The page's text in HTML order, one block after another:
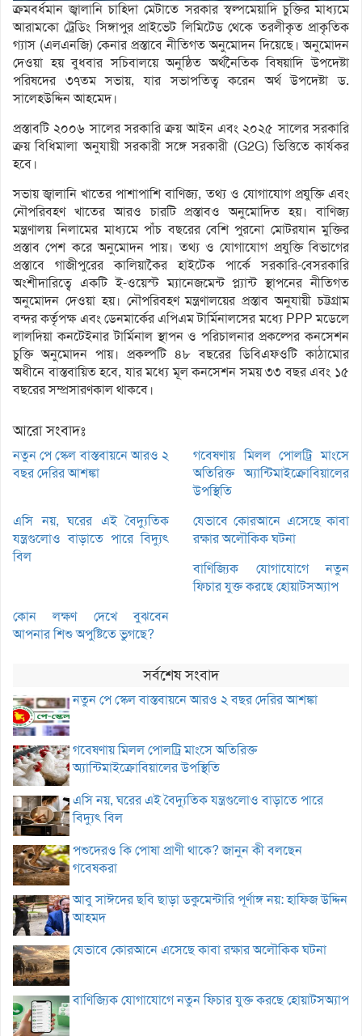
ক্রমবর্ধমান জ্বালানি চাহিদা মেটাতে সরকার স্বল্পমেয়াদি চুক্তির মাধ্যমে
আরামকো ট্রেডিং সিঙ্গাপুর প্রাইভেট লিমিটেড থেকে তরলীকৃত প্রাকৃতিক
গ্যাস (এলএনজি) কেনার প্রস্তাবে নীতিগত অনুমোদন দিয়েছে। অনুমোদন
দেওয়া হয় বুধবার সচিবালয়ে অনুষ্ঠিত অর্থনৈতিক বিষয়াদি উপদেষ্টা
পরিষদের ৩৭তম সভায়, যার সভাপতিত্ব করেন অর্থ উপদেষ্টা ড.
সালেহউদ্দিন আহমেদ।
প্রস্তাবটি ২০০৬ সালের সরকারি ক্রয় আইন এবং ২০২৫ সালের সরকারি
ক্রয় বিধিমালা অনুযায়ী সরকারী সঙ্গে সরকারী (G2G) ভিত্তিতে কার্যকর
হবে।
সভায় জ্বালানি খাতের পাশাপাশি বাণিজ্য, তথ্য ও যোগাযোগ প্রযুক্তি এবং
নৌপরিবহণ খাতের আরও চারটি প্রস্তাবও অনুমোদিত হয়। বাণিজ্য
মন্ত্রণালয় নিলামের মাধ্যমে পাঁচ বছরের বেশি পুরনো মোটরযান মুক্তির
প্রস্তাব পেশ করে অনুমোদন পায়। তথ্য ও যোগাযোগ প্রযুক্তি বিভাগের
প্রস্তাবে গাজীপুরের কালিয়াকৈর হাইটেক পার্কে সরকারি-বেসরকারি
অংশীদারিত্বে একটি ই-ওয়েস্ট ম্যানেজমেন্ট প্ল্যান্ট স্থাপনের নীতিগত
অনুমোদন দেওয়া হয়। নৌপরিবহণ মন্ত্রণালয়ের প্রস্তাব অনুযায়ী চট্টগ্রাম
বন্দর কর্তৃপক্ষ এবং ডেনমার্কের এপিএম টার্মিনালসের মধ্যে PPP মডেলে
লালদিয়া কনটেইনার টার্মিনাল স্থাপন ও পরিচালনার প্রকল্পের কনসেশন
চুক্তি অনুমোদন পায়। প্রকল্পটি ৪৮ বছরের ডিবিএফওটি কাঠামোর
অধীনে বাস্তবায়িত হবে, যার মধ্যে মূল কনসেশন সময় ৩৩ বছর এবং ১৫
বছরের সম্প্রসারণকাল থাকবে।
আরো সংবাদঃ
নতুন পে স্কেল বাস্তবায়নে আরও ২
বছর দেরির আশঙ্কা
গবেষণায় মিলল পোলট্রি মাংসে
অতিরিক্ত অ্যান্টিমাইক্রোবিয়ালের
উপস্থিতি
এসি নয়, ঘরের এই বৈদ্যুতিক
যন্ত্রগুলোও বাড়াতে পারে বিদ্যুৎ
বিল
যেভাবে কোরআনে এসেছে কাবা
রক্ষার অলৌকিক ঘটনা
বাণিজ্যিক যোগাযোগে নতুন
ফিচার যুক্ত করছে হোয়াটসঅ্যাপ
কোন লক্ষণ দেখে বুঝবেন
আপনার শিশু অপুষ্টিতে ভুগছে?
সর্বশেষ সংবাদ
নতুন পে স্কেল বাস্তবায়নে আরও ২ বছর দেরির আশঙ্কা
গবেষণায় মিলল পোলট্রি মাংসে অতিরিক্ত
অ্যান্টিমাইক্রোবিয়ালের উপস্থিতি
এসি নয়, ঘরের এই বৈদ্যুতিক যন্ত্রগুলোও বাড়াতে পারে
বিদ্যুৎ বিল
পশুদেরও কি পোষা প্রাণী থাকে? জানুন কী বলছেন
গবেষকরা
আবু সাঈদের ছবি ছাড়া ডকুমেন্টারি পূর্ণাঙ্গ নয়: হাফিজ উদ্দিন
আহমদ
যেভাবে কোরআনে এসেছে কাবা রক্ষার অলৌকিক ঘটনা
বাণিজ্যিক যোগাযোগে নতুন ফিচার যুক্ত করছে হোয়াটসঅ্যাপ